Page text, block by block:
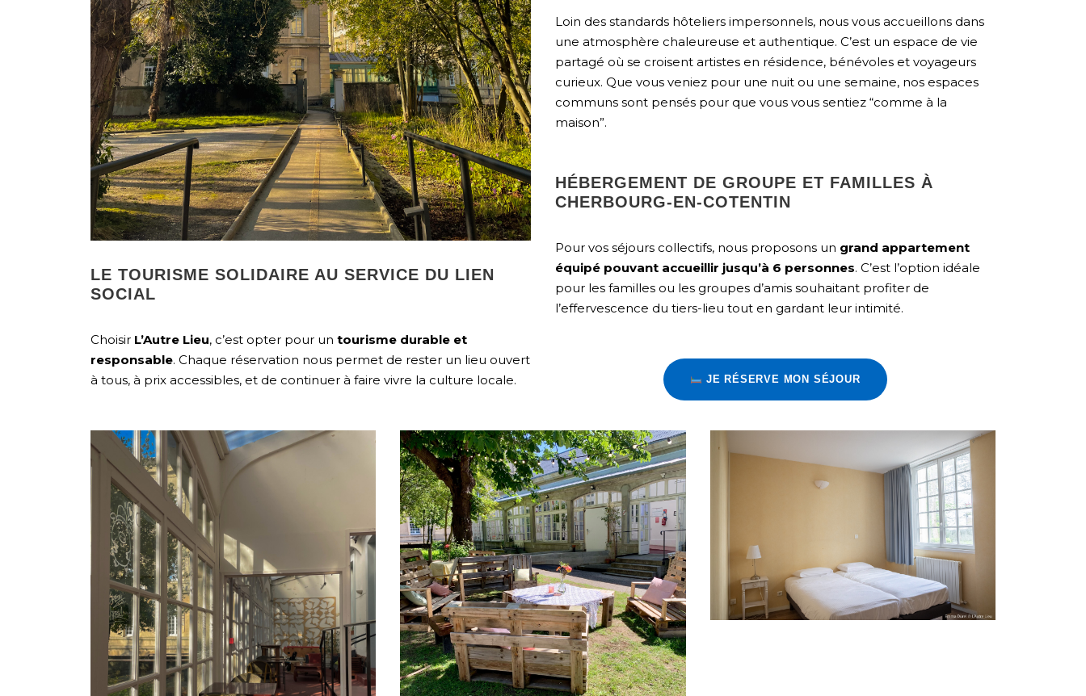
LE TOURISME SOLIDAIRE AU SERVICE DU LIEN
SOCIAL
Choisir L’Autre Lieu, c’est opter pour un tourisme durable et
responsable. Chaque réservation nous permet de rester un lieu ouvert
à tous, à prix accessibles, et de continuer à faire vivre la culture locale.
Loin des standards hôteliers impersonnels, nous vous accueillons dans
une atmosphère chaleureuse et authentique. C’est un espace de vie
partagé où se croisent artistes en résidence, bénévoles et voyageurs
curieux. Que vous veniez pour une nuit ou une semaine, nos espaces
communs sont pensés pour que vous vous sentiez “comme à la
maison”.
HÉBERGEMENT DE GROUPE ET FAMILLES À
CHERBOURG-EN-COTENTIN
Pour vos séjours collectifs, nous proposons un grand appartement
équipé pouvant accueillir jusqu’à 6 personnes. C’est l’option idéale
pour les familles ou les groupes d’amis souhaitant profiter de
l’effervescence du tiers-lieu tout en gardant leur intimité.
JE RÉSERVE MON SÉJOUR